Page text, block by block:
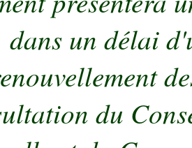
dans un délai
du